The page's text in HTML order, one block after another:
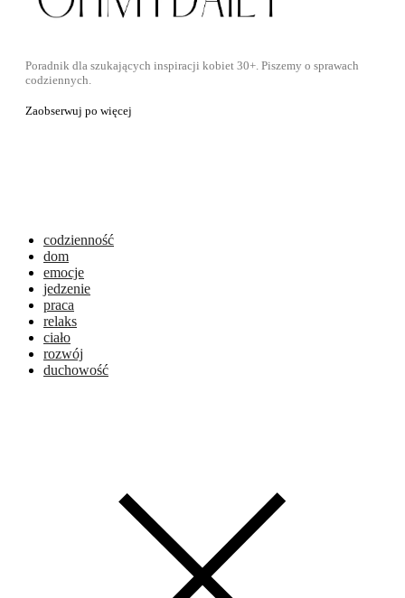
Poradnik dla szukających inspiracji kobiet 30+. Piszemy o sprawach
codziennych.
Zaobserwuj po więcej
codzienność
dom
emocje
jedzenie
praca
relaks
ciało
rozwój
duchowość